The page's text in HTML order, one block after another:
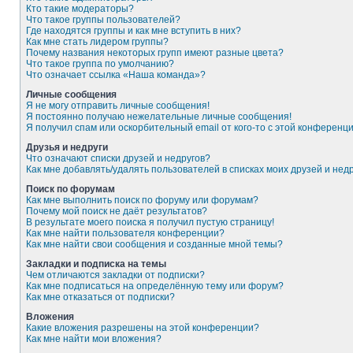
Кто такие модераторы?
Что такое группы пользователей?
Где находятся группы и как мне вступить в них?
Как мне стать лидером группы?
Почему названия некоторых групп имеют разные цвета?
Что такое группа по умолчанию?
Что означает ссылка «Наша команда»?
Личные сообщения
Я не могу отправить личные сообщения!
Я постоянно получаю нежелательные личные сообщения!
Я получил спам или оскорбительный email от кого-то с этой
Друзья и недруги
Что означают списки друзей и недругов?
Как мне добавлять/удалять пользователей в списках моих друзей и
Поиск по форумам
Как мне выполнить поиск по форуму или форумам?
Почему мой поиск не даёт результатов?
В результате моего поиска я получил пустую страницу!
Как мне найти пользователя конференции?
Как мне найти свои сообщения и созданные мной темы?
Закладки и подписка на темы
Чем отличаются закладки от подписки?
Как мне подписаться на определённую тему или форум?
Как мне отказаться от подписки?
Вложения
Какие вложения разрешены на этой конференции?
Как мне найти мои вложения?